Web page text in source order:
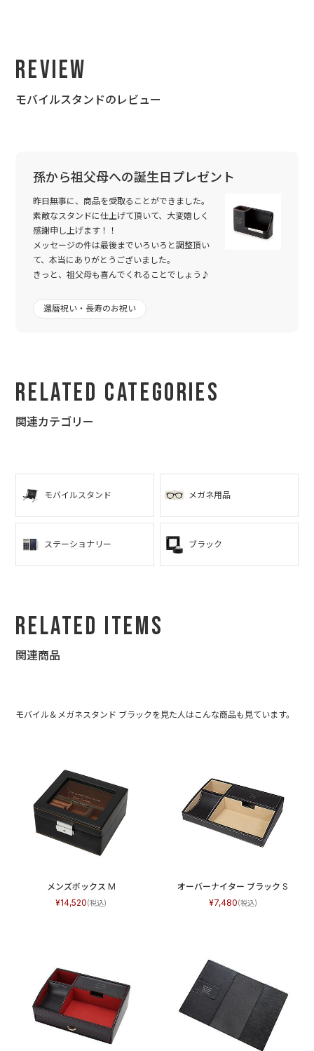
Review
モバイルスタンドのレビュー
孫から祖父母への誕生日プレゼント
昨日無事に、商品を受取ることができました。
素敵なスタンドに仕上げて頂いて、大変嬉しく
感謝申し上げます！！
メッセージの件は最後までいろいろと調整頂い
て、本当にありがとうございました。
きっと、祖父母も喜んでくれることでしょう♪
還暦祝い・長寿のお祝い
Related Categories
関連カテゴリー
モバイルスタンド メガネ用品
ステーショナリー ブラック
Related Items
関連商品
モバイル＆メガネスタンド ブラックを見た人はこんな商品も見ています。
メンズボックス M
14,520
オーバーナイター ブラック S
7,480